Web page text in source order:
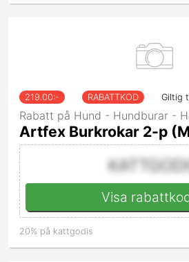
219.00:- RABATTKOD Giltig
Rabatt på Hund - Hundburar -
Artfex Burkrokar 2-p
Visa
20% på kattgodis